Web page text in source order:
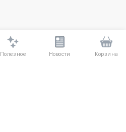
Полезное Новости Корзина